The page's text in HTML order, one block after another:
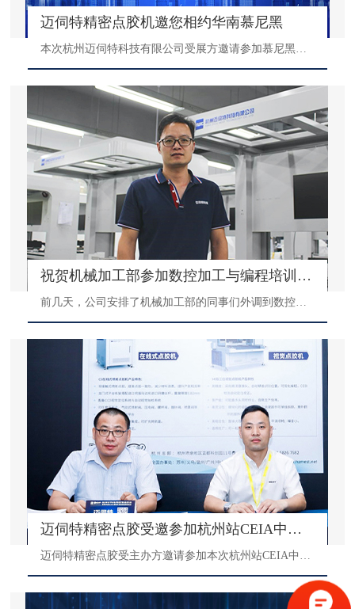
迈伺特精密点胶机邀您相约华南慕尼黑
本次杭州迈伺特科技有限公司受展方邀请参加慕尼黑华南展会，我司积极响应国家战略，将于2021年10月28日-2021年10月30日携在线式点胶机、视觉点胶机、桌面式点胶机等多款自动点胶机设备出席慕尼黑华南展。届时欢迎广大新老客户前来展会现场参观我司自主研发生产的全自动点胶机产品。
祝贺机械加工部参加数控加工与编程培训圆满结束
前几天，公司安排了机械加工部的同事们外调到数控加工中心参加为期10天的数控加工与编程培训，为以后可以更好的支持公司的全自动点胶机的生产、升级，今天圆满结束归来。同事们对这次的培训非常满意，感觉收获颇多，其中还有一位同事专门写了一篇心得体会，让我们一起来看看吧！正文如下：
迈伺特精密点胶受邀参加杭州站CEIA中国电子智能制造高峰论坛圆满结束
迈伺特精密点胶受主办方邀请参加本次杭州站CEIA中国电子智能制造高峰论坛，会议现场迈伺特的视觉点胶机、在线式点胶机受到了众多点胶应用企业的关注，我司工作人员与多组客户进行深入交流，了解客户需求，并为客户解答疑难。